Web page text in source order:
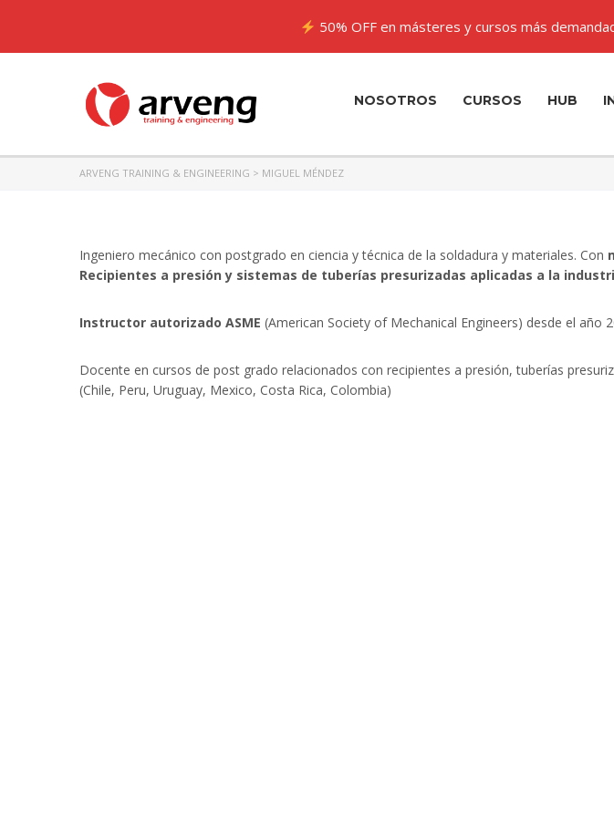
NOSOTROS CURSOS HUB
ARVENG TRAINING & ENGINEERING > MIGUEL MÉNDEZ
Ingeniero mecánico con postgrado en ciencia y técnica de la soldadura y materiales. Con
Recipientes a presión y sistemas de tuberías presurizadas aplicadas a la
Instructor autorizado ASME (American Society of Mechanical Engineers) desde el año
Docente en cursos de post grado relacionados con recipientes a presión, tuberías
(Chile, Peru, Uruguay, Mexico, Costa Rica, Colombia)
50% OFF en másteres y cursos más